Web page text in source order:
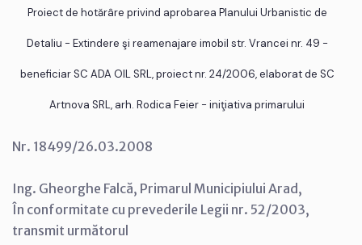
Proiect de hotărâre privind aprobarea Planului Urbanistic de
Detaliu - Extindere şi reamenajare imobil str. Vrancei nr. 49 -
beneficiar SC ADA OIL SRL, proiect nr. 24/2006, elaborat de SC
Artnova SRL, arh. Rodica Feier - iniţiativa primarului
Nr. 18499/26.03.2008
Ing. Gheorghe Falcă, Primarul Municipiului Arad,
În conformitate cu prevederile Legii nr. 52/2003,
transmit următorul